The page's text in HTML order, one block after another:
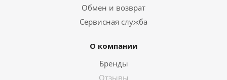
Обмен и возврат
Сервисная служба
О компании
Бренды
Отзывы